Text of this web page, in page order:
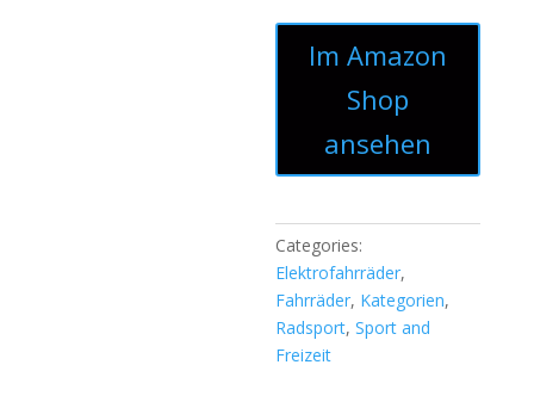
Im Amazon
Shop
ansehen
Categories:
Elektrofahrräder,
Fahrräder, Kategorien,
Radsport,Sport and
Freizeit